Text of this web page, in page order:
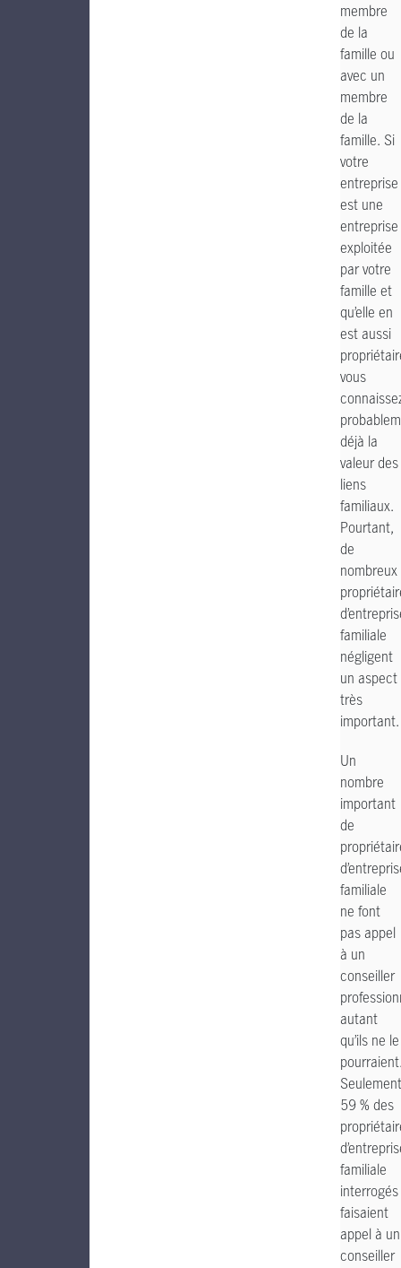
membre
de la
famille ou
avec un
membre
de la
famille. Si
votre
entreprise
est une
entreprise
exploitée
par votre
famille et
qu’elle en
est aussi
vous
déjà la
valeur des
liens
familiaux.
Pourtant,
de
nombreux
familiale
négligent
un aspect
très
important.
Un
nombre
important
de
familiale
ne font
pas appel
à un
conseiller
autant
qu’ils ne le
Seulement
59 % des
familiale
interrogés
faisaient
appel à un
conseiller